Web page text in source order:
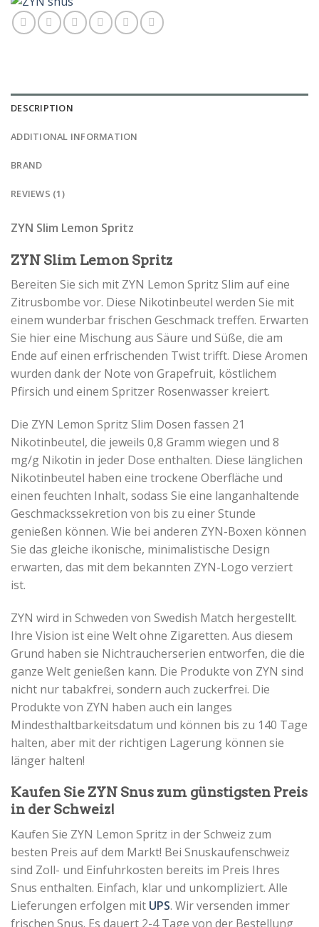
DESCRIPTION
ADDITIONAL INFORMATION
BRAND
REVIEWS (1)
ZYN Slim Lemon Spritz
ZYN Slim Lemon Spritz
Bereiten Sie sich mit ZYN Lemon Spritz Slim auf eine
Zitrusbombe vor. Diese Nikotinbeutel werden Sie mit
einem wunderbar frischen Geschmack treffen. Erwarten
Sie hier eine Mischung aus Säure und Süße, die am
Ende auf einen erfrischenden Twist trifft. Diese Aromen
wurden dank der Note von Grapefruit, köstlichem
Pfirsich und einem Spritzer Rosenwasser kreiert.
Die ZYN Lemon Spritz Slim Dosen fassen 21
Nikotinbeutel, die jeweils 0,8 Gramm wiegen und 8
mg/g Nikotin in jeder Dose enthalten. Diese länglichen
Nikotinbeutel haben eine trockene Oberfläche und
einen feuchten Inhalt, sodass Sie eine langanhaltende
Geschmackssekretion von bis zu einer Stunde
genießen können. Wie bei anderen ZYN-Boxen können
Sie das gleiche ikonische, minimalistische Design
erwarten, das mit dem bekannten ZYN-Logo verziert
ist.
ZYN wird in Schweden von Swedish Match hergestellt.
Ihre Vision ist eine Welt ohne Zigaretten. Aus diesem
Grund haben sie Nichtraucherserien entworfen, die die
ganze Welt genießen kann. Die Produkte von ZYN sind
nicht nur tabakfrei, sondern auch zuckerfrei. Die
Produkte von ZYN haben auch ein langes
Mindesthaltbarkeitsdatum und können bis zu 140 Tage
halten, aber mit der richtigen Lagerung können sie
länger halten!
Kaufen Sie ZYN Snus zum günstigsten Preis
in der Schweiz!
Kaufen Sie ZYN Lemon Spritz in der Schweiz zum
besten Preis auf dem Markt! Bei Snuskaufenschweiz
sind Zoll- und Einfuhrkosten bereits im Preis Ihres
Snus enthalten. Einfach, klar und unkompliziert. Alle
Lieferungen erfolgen mit UPS. Wir versenden immer
frischen Snus. Es dauert 2-4 Tage von der Bestellung